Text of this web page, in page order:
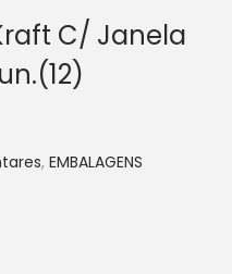
C/ Janela
, EMBALAGENS